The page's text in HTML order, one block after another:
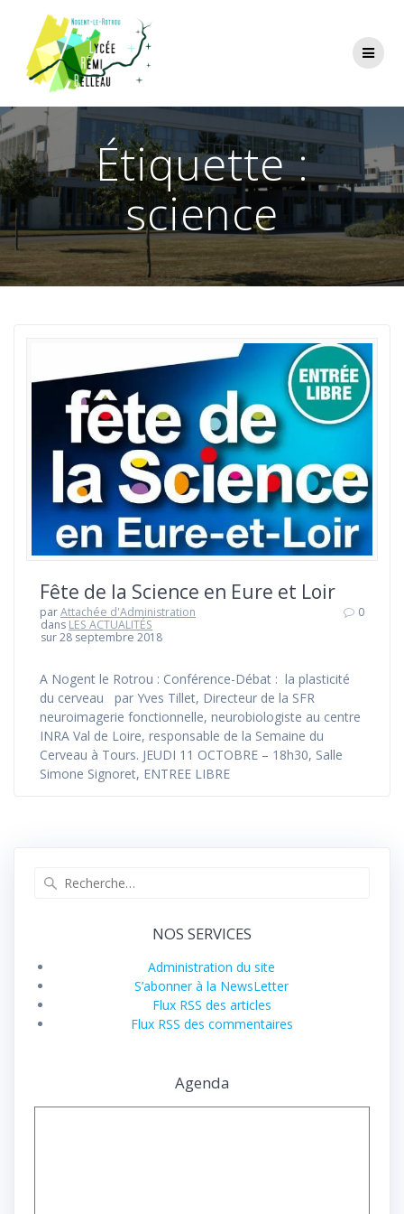
Étiquette :
science
Fête de la Science en Eure et Loir
parAttachée d'Administration
dans LES ACTUALITÉS
sur 28 septembre 2018
0
A Nogent le Rotrou : Conférence-Débat : la plasticité
du cerveau par Yves Tillet, Directeur de la SFR
neuroimagerie fonctionnelle, neurobiologiste au centre
INRA Val de Loire, responsable de la Semaine du
Cerveau à Tours. JEUDI 11 OCTOBRE – 18h30, Salle
Simone Signoret, ENTREE LIBRE
NOS SERVICES
Administration du site
S’abonner à la NewsLetter
Flux RSS des articles
Flux RSS des commentaires
Agenda